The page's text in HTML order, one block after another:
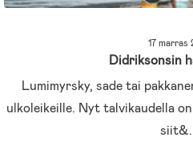
17 marras
Didriksonsin
Lumimyrsky, sade tai
ulkoleikeille. Nyt talvikaudella